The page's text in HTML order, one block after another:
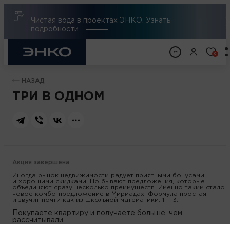
Чистая вода в проектах ЭНКО. Узнать
подробности
0
НАЗАД
ТРИ В ОДНОМ
Акция завершена
Иногда рынок недвижимости радует приятными бонусами
и хорошими скидками. Но бывают предложения, которые
объединяют сразу несколько преимуществ. Именно таким стало
новое комбо-предложение в Мириадах. Формула простая
и звучит почти как из школьной математики: 1 = 3.
Покупаете квартиру и получаете больше, чем
рассчитывали